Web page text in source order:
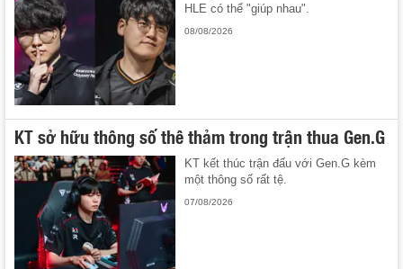
HLE có thể "giúp nhau".
08/08/2026
KT sở hữu thông số thê thảm trong trận thua Gen.G
KT kết thúc trận đấu với Gen.G kèm
một thông số rất tệ.
07/08/2026